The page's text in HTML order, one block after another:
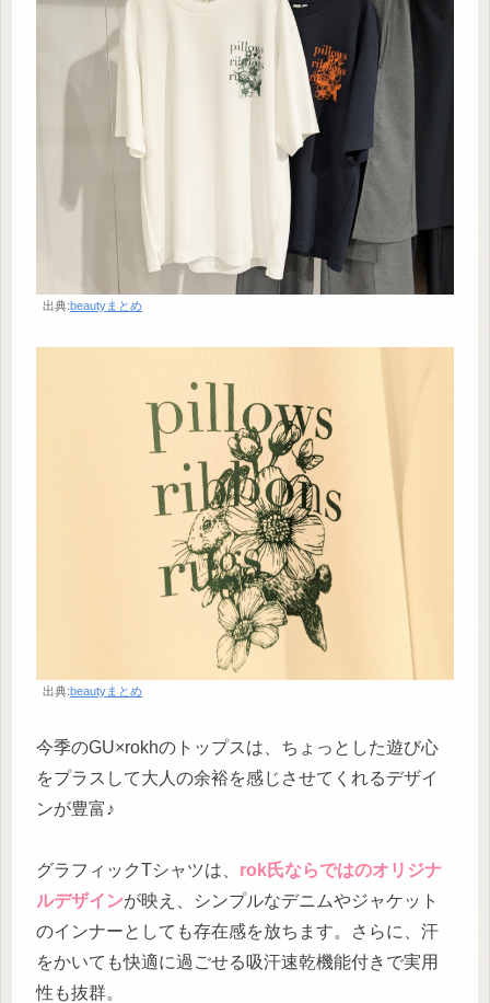
出典:beautyまとめ
出典:beautyまとめ
今季のGU×rokhのトップスは、ちょっとした遊び心
をプラスして大人の余裕を感じさせてくれるデザイ
ンが豊富♪
グラフィックTシャツは、 rok氏ならではのオリジナ
ルデザインが映え、シンプルなデニムやジャケット
のインナーとしても存在感を放ちます。さらに、汗
をかいても快適に過ごせる吸汗速乾機能付きで実用
性も抜群。